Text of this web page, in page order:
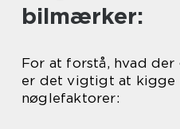
bilmærker:
For at forstå, hvad
er det vigtigt at kigge
nøglefaktorer: